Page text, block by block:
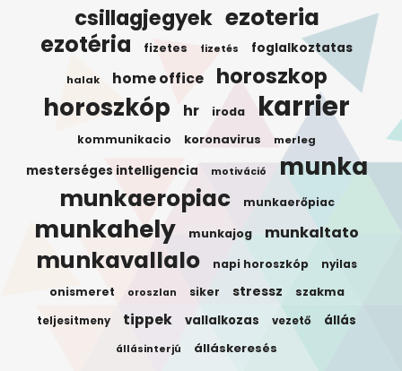
csillagjegyek ezoteria
ezotéria fizetes fizetés foglalkoztatas
halak home office horoszkop
horoszkóp hr iroda karrier
kommunikacio koronavirus merleg
mesterséges intelligencia motiváció munka
munkaeropiac munkaerőpiac
munkahely munkajog munkaltato
munkavallalo napi horoszkóp nyilas
onismeret oroszlan siker stressz szakma
teljesitmeny tippek vallalkozas vezető állás
állásinterjú álláskeresés